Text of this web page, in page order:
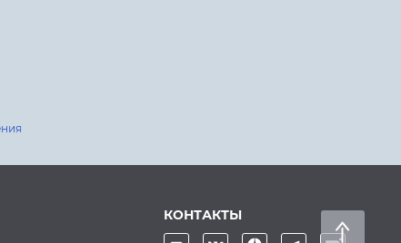
КОНТАКТЫ